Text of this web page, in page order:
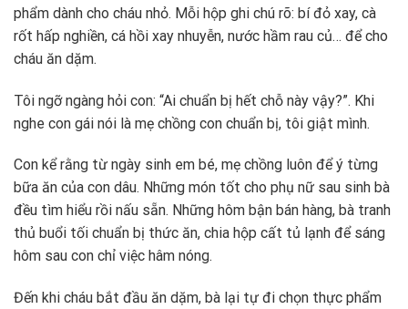
phẩm dành cho cháu nhỏ. Mỗi hộp ghi chú rõ: bí đỏ xay, cà
rốt hấp nghiền, cá hồi xay nhuyễn, nước hầm rau củ… để cho
cháu ăn dặm.
Tôi ngỡ ngàng hỏi con: “Ai chuẩn bị hết chỗ này vậy?”. Khi
nghe con gái nói là mẹ chồng con chuẩn bị, tôi giật mình.
Con kể rằng từ ngày sinh em bé, mẹ chồng luôn để ý từng
bữa ăn của con dâu. Những món tốt cho phụ nữ sau sinh bà
đều tìm hiểu rồi nấu sẵn. Những hôm bận bán hàng, bà tranh
thủ buổi tối chuẩn bị thức ăn, chia hộp cất tủ lạnh để sáng
hôm sau con chỉ việc hâm nóng.
Đến khi cháu bắt đầu ăn dặm, bà lại tự đi chọn thực phẩm